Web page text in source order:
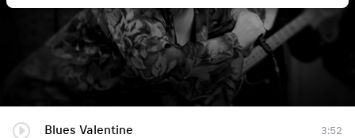
Blues Valentine
3:52